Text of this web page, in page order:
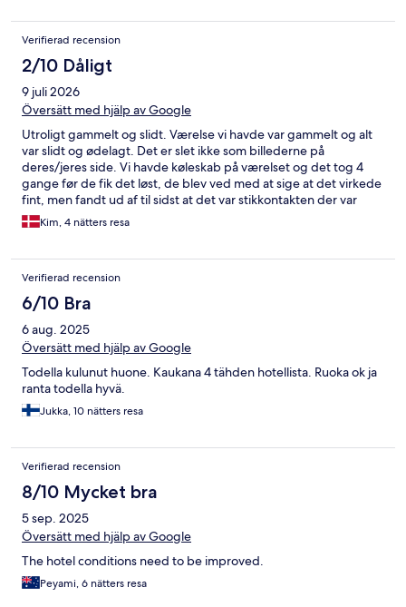
Verifierad recension
2/10 Dåligt
9 juli 2026
Översätt med hjälp av Google
Utroligt gammelt og slidt. Værelse vi havde var gammelt og alt
var slidt og ødelagt. Det er slet ikke som billederne på
deres/jeres side. Vi havde køleskab på værelset og det tog 4
gange før de fik det løst, de blev ved med at sige at det virkede
fint, men fandt ud af til sidst at det var stikkontakten der var
defekt. Toilletter virkede dårligt og vinduet kunne ikke lukke.
Det er bare lidt af det hele. Det var ikke pengene værd. Vi
skriver også at de er engelsk talende og bevares, dem i
receptionen kunne lidt engelsk. Der var beskidt på hotellet.
Snacks var gode men da kokken eller de andre ikke kunne
engelsk kunne man ikke forklare dem hvad man ønskede plus
de holdte siesta hele tiden, så ventetiden var ofte 30 min.
Kim, 4 nätters resa
Verifierad recension
6/10 Bra
6 aug. 2025
Översätt med hjälp av Google
Todella kulunut huone. Kaukana 4 tähden hotellista. Ruoka ok ja
ranta todella hyvä.
Jukka, 10 nätters resa
Verifierad recension
8/10 Mycket bra
5 sep. 2025
Översätt med hjälp av Google
The hotel conditions need to be improved.
Peyami, 6 nätters resa